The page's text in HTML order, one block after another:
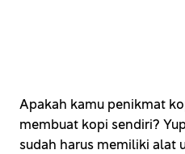
Apakah kamu penikmat
membuat kopi sendiri?
sudah harus memiliki alat